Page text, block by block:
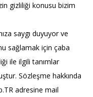
gizliliği konusu bizim
saygı duyuyor ve
sağlamak için çaba
ile ilgili tanımlar
Sözleşme hakkında
adresine mail